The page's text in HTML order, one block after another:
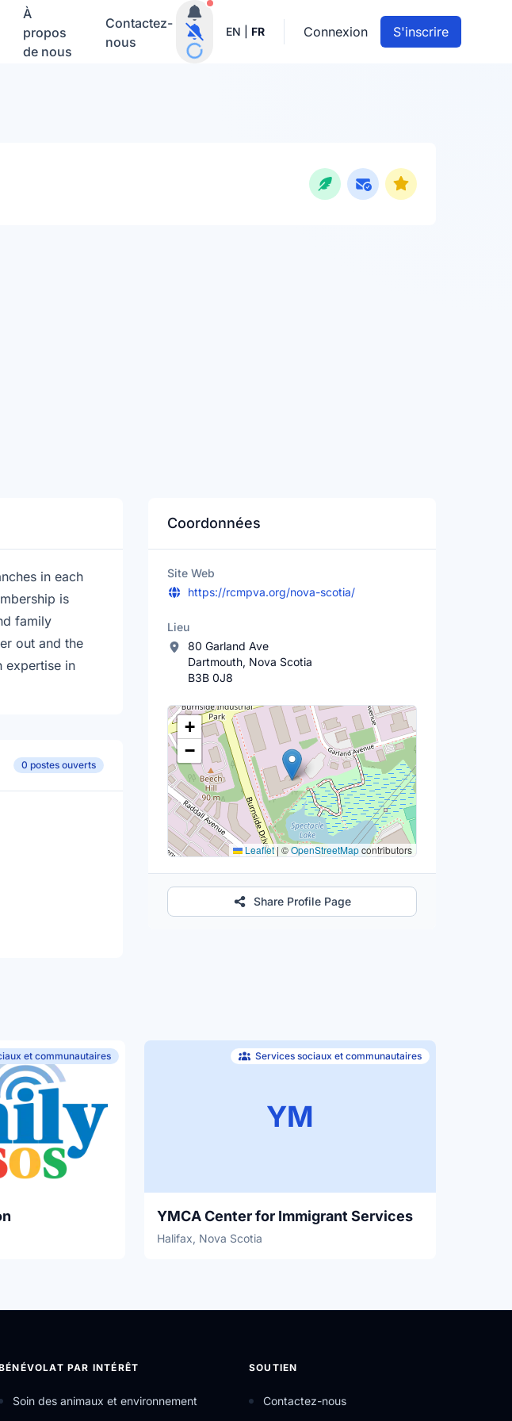
À
propos
de nous
Contactez-
nous
Notifications actives
EN FR Connexion S'inscrire
in each
is
family
out and the
expertise in
0 postes ouverts
Coordonnées
Site Web
https://rcmpva.org/nova-scotia/
Lieu
80 Garland Ave
Dartmouth, Nova Scotia
B3B 0J8
Lieu
+
−
Leaflet| ©OpenStreetMapcontributors
Share Profile Page
et communautaires
YM
Services sociaux et communautaires
YMCA Center for Immigrant Services
Halifax, Nova Scotia
PAR INTÉRÊT
Soin des animaux et environnement
SOUTIEN
Contactez-nous